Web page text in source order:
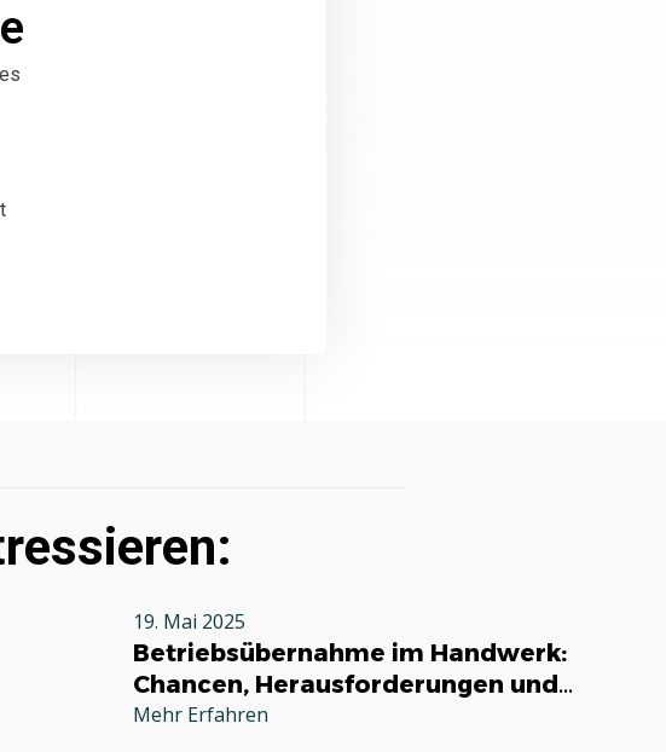
19. Mai 2025
Betriebsübernahme im Handwerk:
Chancen, Herausforderungen und
praktische Tipps
Mehr Erfahren